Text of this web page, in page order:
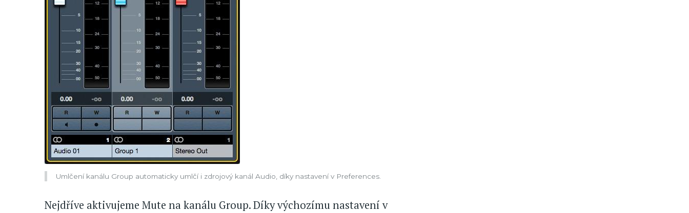
Umlčení kanálu Group automaticky umlčí i zdrojový kanál Audio, díky nastavení v Preferences.
Nejdříve aktivujeme Mute na kanálu Group. Díky výchozímu nastavení v